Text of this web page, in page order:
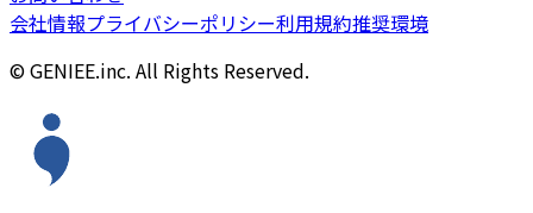
会社情報プライバシーポリシー利用規約推奨環境
© GENIEE.inc. All Rights Reserved.